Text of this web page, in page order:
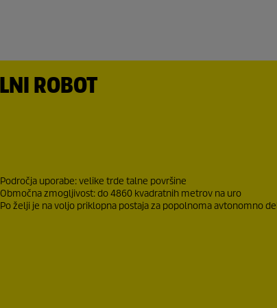
ROBOT
Področja uporabe: velike trde talne površine
Območna zmogljivost: do 4860 kvadratnih metrov na uro
Po želji je na voljo priklopna postaja za popolnoma avtonomno